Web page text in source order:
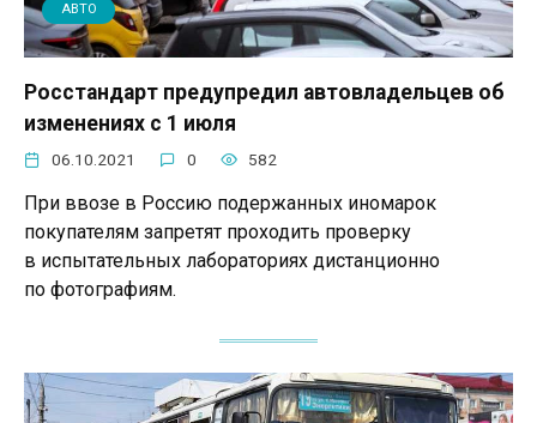
АВТО
Росстандарт предупредил автовладельцев об
изменениях с 1 июля
06.10.2021 0 582
При ввозе в Россию подержанных иномарок
покупателям запретят проходить проверку
в испытательных лабораториях дистанционно
по фотографиям.